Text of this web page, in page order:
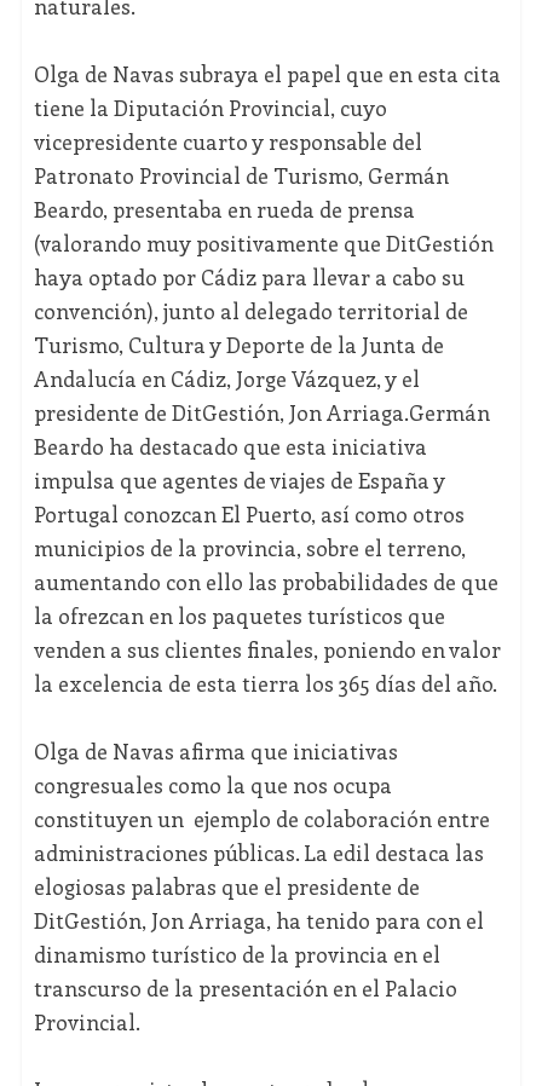
naturales.
Olga de Navas subraya el papel que en esta cita
tiene la Diputación Provincial, cuyo
vicepresidente cuarto y responsable del
Patronato Provincial de Turismo, Germán
Beardo, presentaba en rueda de prensa
(valorando muy positivamente que DitGestión
haya optado por Cádiz para llevar a cabo su
convención), junto al delegado territorial de
Turismo, Cultura y Deporte de la Junta de
Andalucía en Cádiz, Jorge Vázquez, y el
presidente de DitGestión, Jon Arriaga.Germán
Beardo ha destacado que esta iniciativa
impulsa que agentes de viajes de España y
Portugal conozcan El Puerto, así como otros
municipios de la provincia, sobre el terreno,
aumentando con ello las probabilidades de que
la ofrezcan en los paquetes turísticos que
venden a sus clientes finales, poniendo en valor
la excelencia de esta tierra los 365 días del año.
Olga de Navas afirma que iniciativas
congresuales como la que nos ocupa
constituyen un ejemplo de colaboración entre
administraciones públicas. La edil destaca las
elogiosas palabras que el presidente de
DitGestión, Jon Arriaga, ha tenido para con el
dinamismo turístico de la provincia en el
transcurso de la presentación en el Palacio
Provincial.